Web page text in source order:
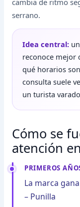
cambia de ritmo
serrano.
Idea central:
reconoce mejor
qué horarios
consulta suele
un turista
Cómo se
atención
PRIMEROS
La marca
– Punilla